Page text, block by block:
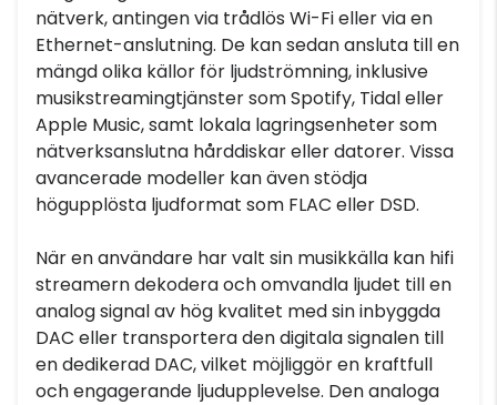
nätverk, antingen via trådlös Wi-Fi eller via en
Ethernet-anslutning. De kan sedan ansluta till en
mängd olika källor för ljudströmning, inklusive
musikstreamingtjänster som Spotify, Tidal eller
Apple Music, samt lokala lagringsenheter som
nätverksanslutna hårddiskar eller datorer. Vissa
avancerade modeller kan även stödja
högupplösta ljudformat som FLAC eller DSD.
När en användare har valt sin musikkälla kan hifi
streamern dekodera och omvandla ljudet till en
analog signal av hög kvalitet med sin inbyggda
DAC eller transportera den digitala signalen till
en dedikerad DAC, vilket möjliggör en kraftfull
och engagerande ljudupplevelse. Den analoga